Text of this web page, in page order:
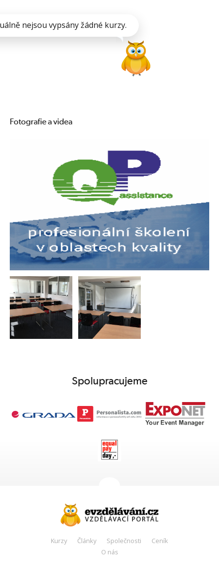
nejsou vypsány žádné kurzy.
Fotografie a videa
Spolupracujeme
Kurzy Články Společnosti
Ceník
O nás